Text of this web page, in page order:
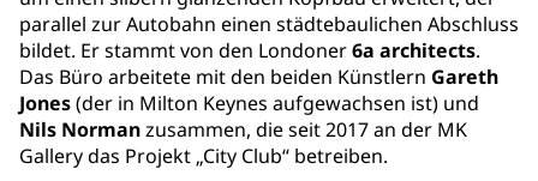
parallel zur Autobahn einen städtebaulichen Abschluss
bildet. Er stammt von den Londoner6a architects.
Das Büro arbeitete mit den beiden Künstlern Gareth
Jones(der in Milton Keynes aufgewachsen ist) und
Nils Normanzusammen, die seit 2017 an der MK
Gallery das Projekt „City Club“ betreiben.